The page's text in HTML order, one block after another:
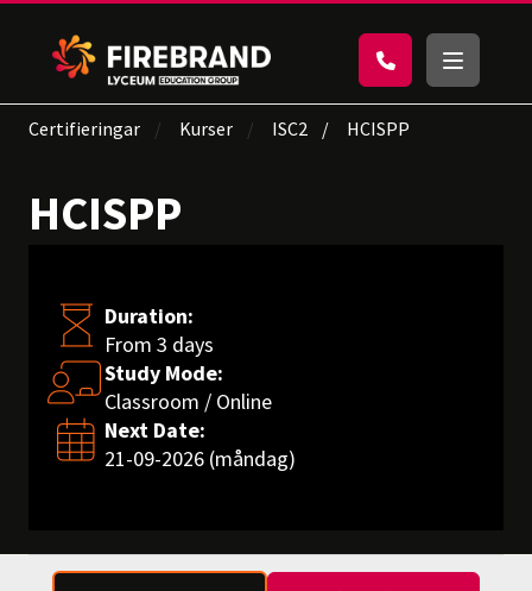
Certifieringar Kurser ISC2 HCISPP
HCISPP
Duration:
From 3 days
Study Mode:
Classroom / Online
Next Date:
21-09-2026 (måndag)